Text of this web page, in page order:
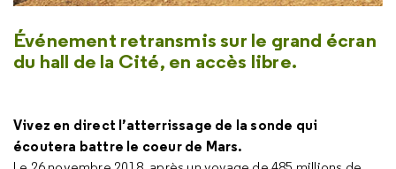
Événement retransmis sur le grand écran
du hall de la Cité, en accès libre.
Vivez en direct l’atterrissage de la sonde qui
écoutera battre le coeur de Mars.